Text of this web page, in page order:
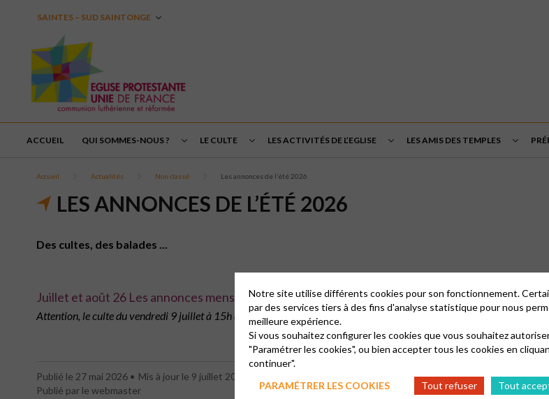
SAINTES – SUD SAINTONGE
ACCUEIL QUI SOMMES-NOUS ? LE CULTE LES ACTIVITÉS DE L’EGLISE LES AMIS DES TEMPLES
Accueil Actualités Non classé Les annonces de l’été 2026
LES ANNONCES DE L’ÉTÉ 2026
Des cultes, des balades ...
Juillet et août 26 Les annonces mensuelles
Attention, le culte du vendredi 9 juillet à 15h au temple de St Jean est annulé en raison de la canicule.
Publié le 27 mai 2026
Mis à jour le 9 juillet 2026
Publié par le webmaster
Notre site utilise différents cookies pour son fonctionnement.
par des services tiers à des fins d'analyse statistique pour nous
meilleure expérience.
Si vous souhaitez configurer les cookies que vous souhaitez
"Paramétrer les cookies", ou bien accepter tous les cookies en
continuer".
PARAMÉTRER LES COOKIES
Tout refuser
Tout